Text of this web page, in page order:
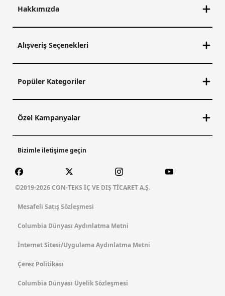
5 Ürün ve Üzerinde Sepette
Columbia Dünyası Üyelerine
5 Ürün ve Üzerinde Sepette
Columbia Dünyası Üyelerine
Yeni
Fermuarlı Erkek Teknik
5.899,90TL
2 Üründe Sepette 4.424,93 TL
3 Üründe Sepette 4.129,93 TL
4 Üründe Sepette 3.539,94 TL
Teknik Kısa Kollu T-Shirt
4.599,90
3 Üründe Sepette 3.219,93 TL
4 Üründe Sepette 2.759,94 TL